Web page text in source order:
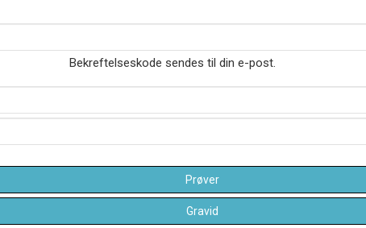
Bekreftelseskode sendes til din e-post.
Prøver
Gravid